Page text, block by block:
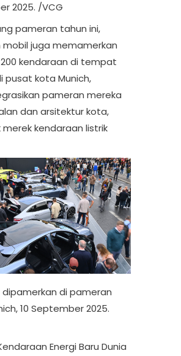
2025. /VCG
pameran tahun ini,
mobil juga memamerkan
kendaraan di tempat
pusat kota Munich,
pameran mereka
dan arsitektur kota,
kendaraan listrik
dipamerkan di pameran
10 September 2025.
Energi Baru Dunia